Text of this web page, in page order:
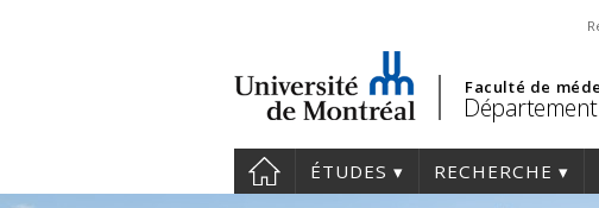
Faculté de
ÉTUDES RECHERCHE